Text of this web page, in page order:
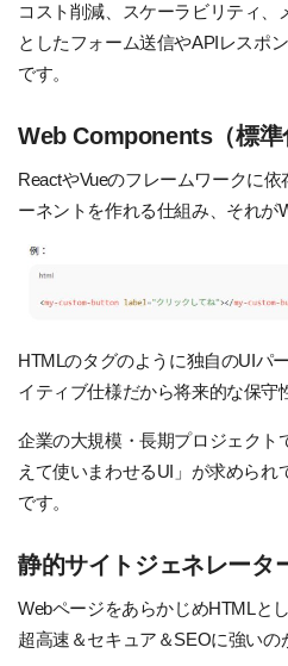
コスト削減、スケーラビリティ、
としたフォーム送信やAPIレスポ
です。
Web Components（標準
ReactやVueのフレームワークに
ーネントを作れる仕組み、それが
HTMLのタグのように独自のUIパ
イティブ仕様だから将来的な保守
企業の大規模・長期プロジェクト
えて使いまわせるUI」が求められ
です。
静的サイトジェネレータ
WebページをあらかじめHTMLと
超高速＆セキュア＆SEOに強いの